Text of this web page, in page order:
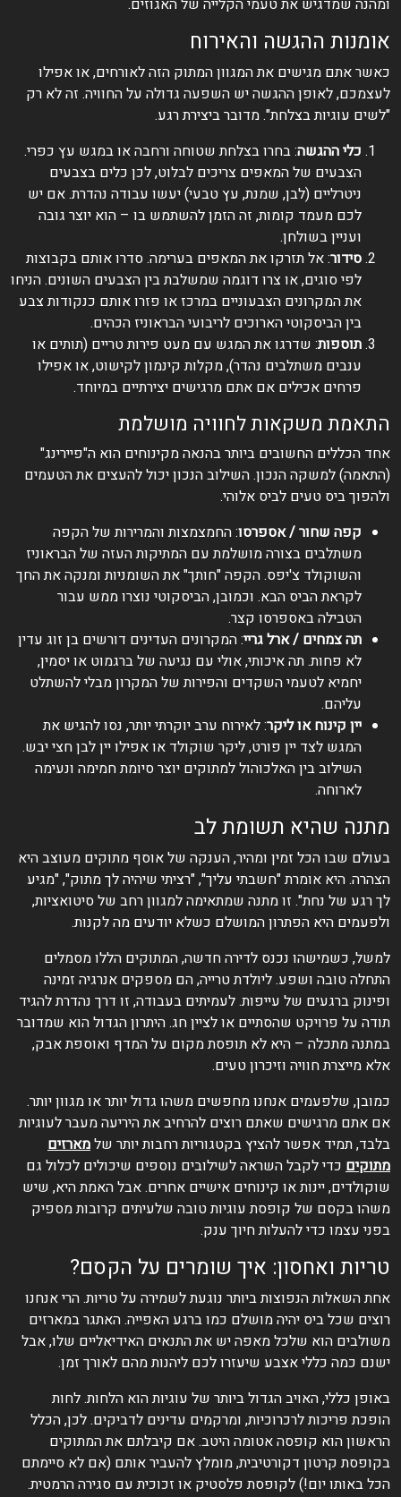
ומהנה שמדגיש את טעמי הקלייה של האגוזים.
אומנות ההגשה והאירוח
כאשר אתם מגישים את המגוון המתוק הזה לאורחים, או אפילו
לעצמכם, לאופן ההגשה יש השפעה גדולה על החוויה. זה לא רק
"לשים עוגיות בצלחת". מדובר ביצירת רגע.
כלי ההגשה: בחרו בצלחת שטוחה ורחבה או במגש עץ כפרי.
הצבעים של המאפים צריכים לבלוט, לכן כלים בצבעים
ניטרליים (לבן, שמנת, עץ טבעי) יעשו עבודה נהדרת. אם יש
לכם מעמד קומות, זה הזמן להשתמש בו – הוא יוצר גובה
ועניין בשולחן.
סידור: אל תזרקו את המאפים בערימה. סדרו אותם בקבוצות
לפי סוגים, או צרו דוגמה שמשלבת בין הצבעים השונים. הניחו
את המקרונים הצבעוניים במרכז או פזרו אותם כנקודות צבע
בין הביסקוטי הארוכים לריבועי הבראוניז הכהים.
תוספות: שדרגו את המגש עם מעט פירות טריים (תותים או
ענבים משתלבים נהדר), מקלות קינמון לקישוט, או אפילו
פרחים אכילים אם אתם מרגישים יצירתיים במיוחד.
התאמת משקאות לחוויה מושלמת
אחד הכללים החשובים ביותר בהנאה מקינוחים הוא ה"פיירינג"
(התאמה) למשקה הנכון. השילוב הנכון יכול להעצים את הטעמים
ולהפוך ביס טעים לביס אלוהי.
קפה שחור / אספרסו: החמצמצות והמרירות של הקפה
משתלבים בצורה מושלמת עם המתיקות העזה של הבראוניז
והשוקולד צ'יפס. הקפה "חותך" את השומניות ומנקה את החך
לקראת הביס הבא. וכמובן, הביסקוטי נוצרו ממש עבור
הטבילה באספרסו קצר.
תה צמחים / ארל גריי: המקרונים העדינים דורשים בן זוג עדין
לא פחות. תה איכותי, אולי עם נגיעה של ברגמוט או יסמין,
יחמיא לטעמי השקדים והפירות של המקרון מבלי להשתלט
עליהם.
יין קינוח או ליקר: לאירוח ערב יוקרתי יותר, נסו להגיש את
המגש לצד יין פורט, ליקר שוקולד או אפילו יין לבן חצי יבש.
השילוב בין האלכוהול למתוקים יוצר סיומת חמימה ונעימה
לארוחה.
מתנה שהיא תשומת לב
בעולם שבו הכל זמין ומהיר, הענקה של אוסף מתוקים מעוצב היא
הצהרה. היא אומרת "חשבתי עליך", "רציתי שיהיה לך מתוק", "מגיע
לך רגע של נחת". זו מתנה שמתאימה למגוון רחב של סיטואציות,
ולפעמים היא הפתרון המושלם כשלא יודעים מה לקנות.
למשל, כשמישהו נכנס לדירה חדשה, המתוקים הללו מסמלים
התחלה טובה ושפע. ליולדת טרייה, הם מספקים אנרגיה זמינה
ופינוק ברגעים של עייפות. לעמיתים בעבודה, זו דרך נהדרת להגיד
תודה על פרויקט שהסתיים או לציין חג. היתרון הגדול הוא שמדובר
במתנה מתכלה – היא לא תופסת מקום על המדף ואוספת אבק,
אלא מייצרת חוויה וזיכרון טעים.
כמובן, שלפעמים אנחנו מחפשים משהו גדול יותר או מגוון יותר.
אם אתם מרגישים שאתם רוצים להרחיב את היריעה מעבר לעוגיות
בלבד, תמיד אפשר להציץ בקטגוריות רחבות יותר שלמארזים
מתוקים כדי לקבל השראה לשילובים נוספים שיכולים לכלול גם
שוקולדים, יינות או קינוחים אישיים אחרים. אבל האמת היא, שיש
משהו בקסם של קופסת עוגיות טובה שלעיתים קרובות מספיק
בפני עצמו כדי להעלות חיוך ענק.
טריות ואחסון: איך שומרים על הקסם?
אחת השאלות הנפוצות ביותר נוגעת לשמירה על טריות. הרי אנחנו
רוצים שכל ביס יהיה מושלם כמו ברגע האפייה. האתגר במארזים
משולבים הוא שלכל מאפה יש את התנאים האידיאליים שלו, אבל
ישנם כמה כללי אצבע שיעזרו לכם ליהנות מהם לאורך זמן.
באופן כללי, האויב הגדול ביותר של עוגיות הוא הלחות. לחות
הופכת פריכות לרכרוכיות, ומרקמים עדינים לדביקים. לכן, הכלל
הראשון הוא קופסה אטומה היטב. אם קיבלתם את המתוקים
בקופסת קרטון דקורטיבית, מומלץ להעביר אותם (אם לא סיימתם
הכל באותו יום!) לקופסת פלסטיק או זכוכית עם סגירה הרמטית.